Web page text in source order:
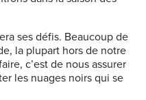
ses défis. Beaucoup de
la plupart hors de notre
c’est de nous assurer
les nuages noirs qui se